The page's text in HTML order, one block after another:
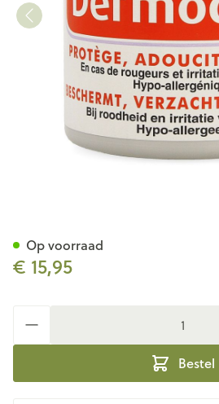
€ 15,95
Bestel
Op voorraad